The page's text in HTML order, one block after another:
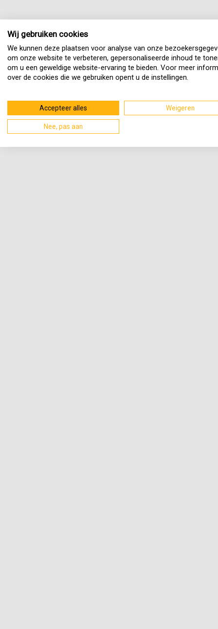
Wij gebruiken cookies
We kunnen deze plaatsen voor analyse van onze
om onze website te verbeteren, gepersonaliseerde inhoud te
om u een geweldige website-ervaring te bieden. Voor meer
over de cookies die we gebruiken opent u de instellingen.
Accepteer alles Weigeren
Nee, pas aan